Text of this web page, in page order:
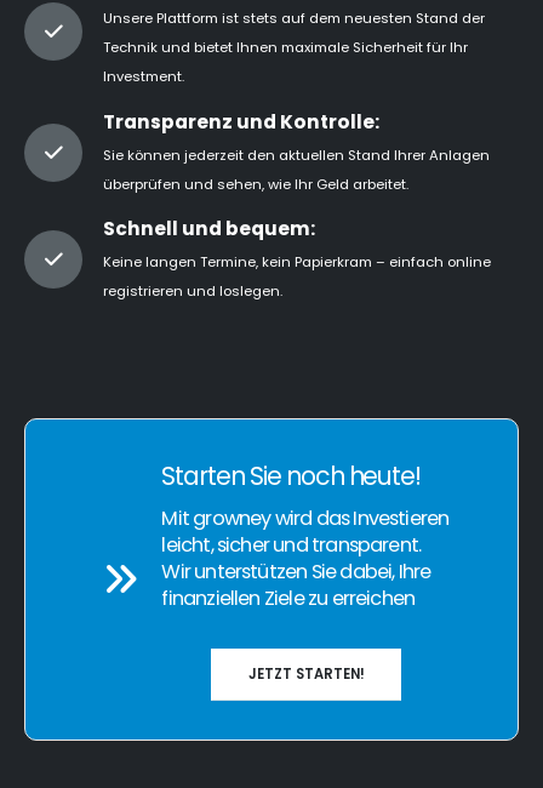
Unsere Plattform ist stets auf dem neuesten Stand der
Technik und bietet Ihnen maximale Sicherheit für Ihr
Investment.
Transparenz und Kontrolle:
Sie können jederzeit den aktuellen Stand Ihrer Anlagen
überprüfen und sehen, wie Ihr Geld arbeitet.
Schnell und bequem:
Keine langen Termine, kein Papierkram – einfach online
registrieren und loslegen.
Starten Sie noch heute!
Mit growney wird das Investieren
leicht, sicher und transparent.
Wir unterstützen Sie dabei, Ihre
finanziellen Ziele zu erreichen
JETZT STARTEN!